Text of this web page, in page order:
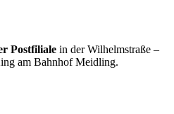
Postfiliale in der Wilhelmstraße –
am Bahnhof Meidling.